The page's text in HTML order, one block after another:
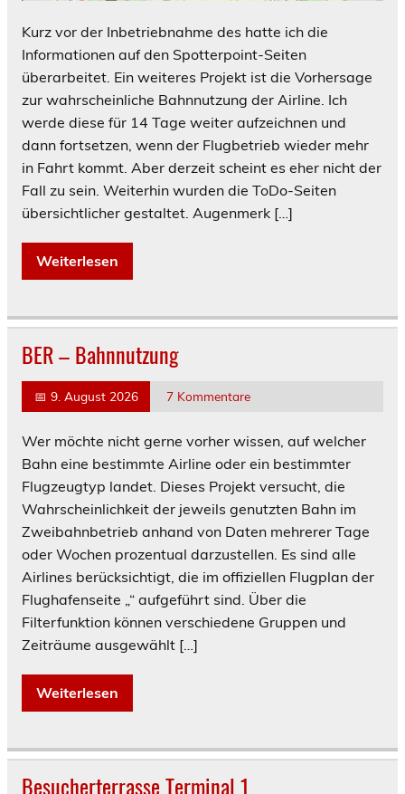
Kurz vor der Inbetriebnahme des hatte ich die
Informationen auf den Spotterpoint-Seiten
überarbeitet. Ein weiteres Projekt ist die Vorhersage
zur wahrscheinliche Bahnnutzung der Airline. Ich
werde diese für 14 Tage weiter aufzeichnen und
dann fortsetzen, wenn der Flugbetrieb wieder mehr
in Fahrt kommt. Aber derzeit scheint es eher nicht der
Fall zu sein. Weiterhin wurden die ToDo-Seiten
übersichtlicher gestaltet. Augenmerk […]
Weiterlesen
BER – Bahnnutzung
📅 9. August 2026 7 Kommentare
Wer möchte nicht gerne vorher wissen, auf welcher
Bahn eine bestimmte Airline oder ein bestimmter
Flugzeugtyp landet. Dieses Projekt versucht, die
Wahrscheinlichkeit der jeweils genutzten Bahn im
Zweibahnbetrieb anhand von Daten mehrerer Tage
oder Wochen prozentual darzustellen. Es sind alle
Airlines berücksichtigt, die im offiziellen Flugplan der
Flughafenseite „“ aufgeführt sind. Über die
Filterfunktion können verschiedene Gruppen und
Zeiträume ausgewählt […]
Weiterlesen
Besucherterrasse Terminal 1